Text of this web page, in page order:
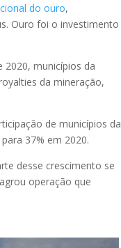
do ouro,
Ouro foi o investimento
2020, municípios da
da mineração,
de municípios da
37% em 2020.
desse crescimento se
operação que